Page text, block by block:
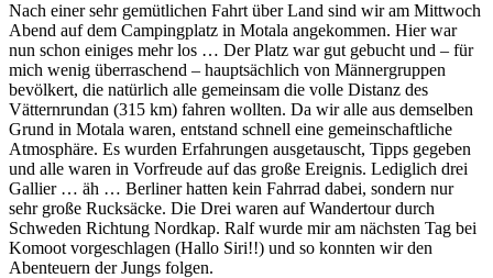
Nach einer sehr gemütlichen Fahrt über Land sind wir am Mittwoch
Abend auf dem Campingplatz in Motala angekommen. Hier war
nun schon einiges mehr los … Der Platz war gut gebucht und – für
mich wenig überraschend – hauptsächlich von Männergruppen
bevölkert, die natürlich alle gemeinsam die volle Distanz des
Vätternrundan (315 km) fahren wollten. Da wir alle aus demselben
Grund in Motala waren, entstand schnell eine gemeinschaftliche
Atmosphäre. Es wurden Erfahrungen ausgetauscht, Tipps gegeben
und alle waren in Vorfreude auf das große Ereignis. Lediglich drei
Gallier … äh … Berliner hatten kein Fahrrad dabei, sondern nur
sehr große Rucksäcke. Die Drei waren auf Wandertour durch
Schweden Richtung Nordkap. Ralf wurde mir am nächsten Tag bei
Komoot vorgeschlagen (Hallo Siri!!) und so konnten wir den
Abenteuern der Jungs folgen.